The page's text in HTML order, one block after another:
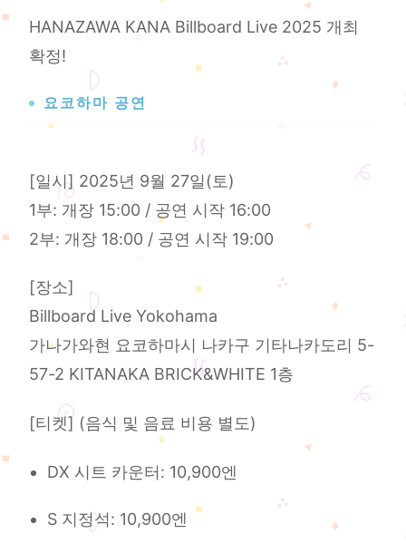
HANAZAWA KANA Billboard Live 2025 개최
확정!
요코하마 공연
[일시] 2025년 9월 27일(토)
1부: 개장 15:00 / 공연 시작 16:00
2부: 개장 18:00 / 공연 시작 19:00
[장소]
Billboard Live Yokohama
가나가와현 요코하마시 나카구 기타나카도리 5-
57-2 KITANAKA BRICK&WHITE 1층
[티켓] (음식 및 음료 비용 별도)
DX 시트 카운터: 10,900엔
S 지정석: 10,900엔